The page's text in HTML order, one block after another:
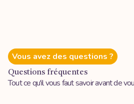
Vous avez des questions ?
Questions fréquentes
Tout ce qu'il vous faut savoir avant de